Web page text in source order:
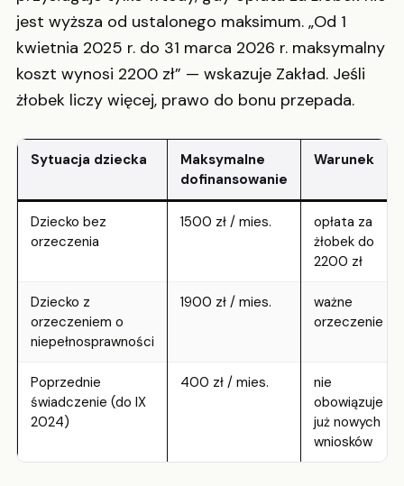
jest wyższa od ustalonego maksimum. „Od 1
kwietnia 2025 r. do 31 marca 2026 r. maksymalny
koszt wynosi 2200 zł” — wskazuje Zakład. Jeśli
żłobek liczy więcej, prawo do bonu przepada.
Sytuacja dziecka
Maksymalne
dofinansowanie
Warunek
Dziecko bez
orzeczenia
1500 zł / mies.
opłata za
żłobek do
2200 zł
Dziecko z
orzeczeniem o
niepełnosprawności
1900 zł / mies.
ważne
orzeczenie
Poprzednie
świadczenie (do IX
2024)
400 zł / mies.
nie
obowiązuje
już nowych
wniosków